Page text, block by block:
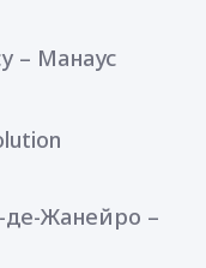
– Манаус
де-Жанейро –